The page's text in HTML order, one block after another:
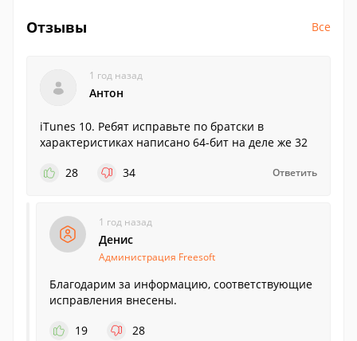
Отзывы Все
1 год назад
Антон
iTunes 10. Ребят исправьте по братски в
характеристиках написано 64-бит на деле же 32
28
34 Ответить
1 год назад
Денис
Администрация Freesoft
Благодарим за информацию, соответствующие
исправления внесены.
19
28